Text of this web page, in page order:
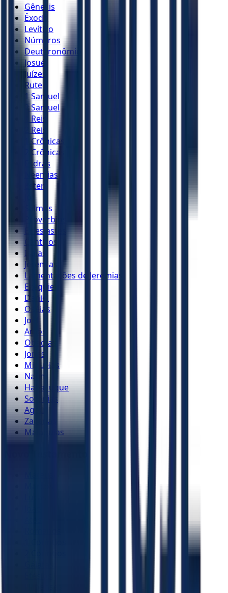
Gênesis
Êxodo
Levítico
Números
Deuteronômio
Josué
Juízes
Rute
1 Samuel
2 Samuel
1 Reis
2 Reis
1 Crônicas
2 Crônicas
Esdras
Neemias
Ester
Salmos
Provérbios
Eclesiastes
Cânticos
Isaías
Jeremias
Lamentações de Jeremias
Ezequiel
Daniel
Oséias
Joel
Amós
Obadias
Jonas
Miquéias
Naum
Habacuque
Sofonias
Ageu
Zacarias
Malaquias